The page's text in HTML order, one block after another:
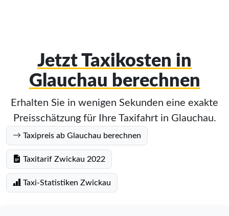
Jetzt Taxikosten in
Glauchau berechnen
Erhalten Sie in wenigen Sekunden eine exakte
Preisschätzung für Ihre Taxifahrt in Glauchau.
Taxipreis ab Glauchau berechnen
Taxitarif Zwickau 2022
Taxi-Statistiken Zwickau